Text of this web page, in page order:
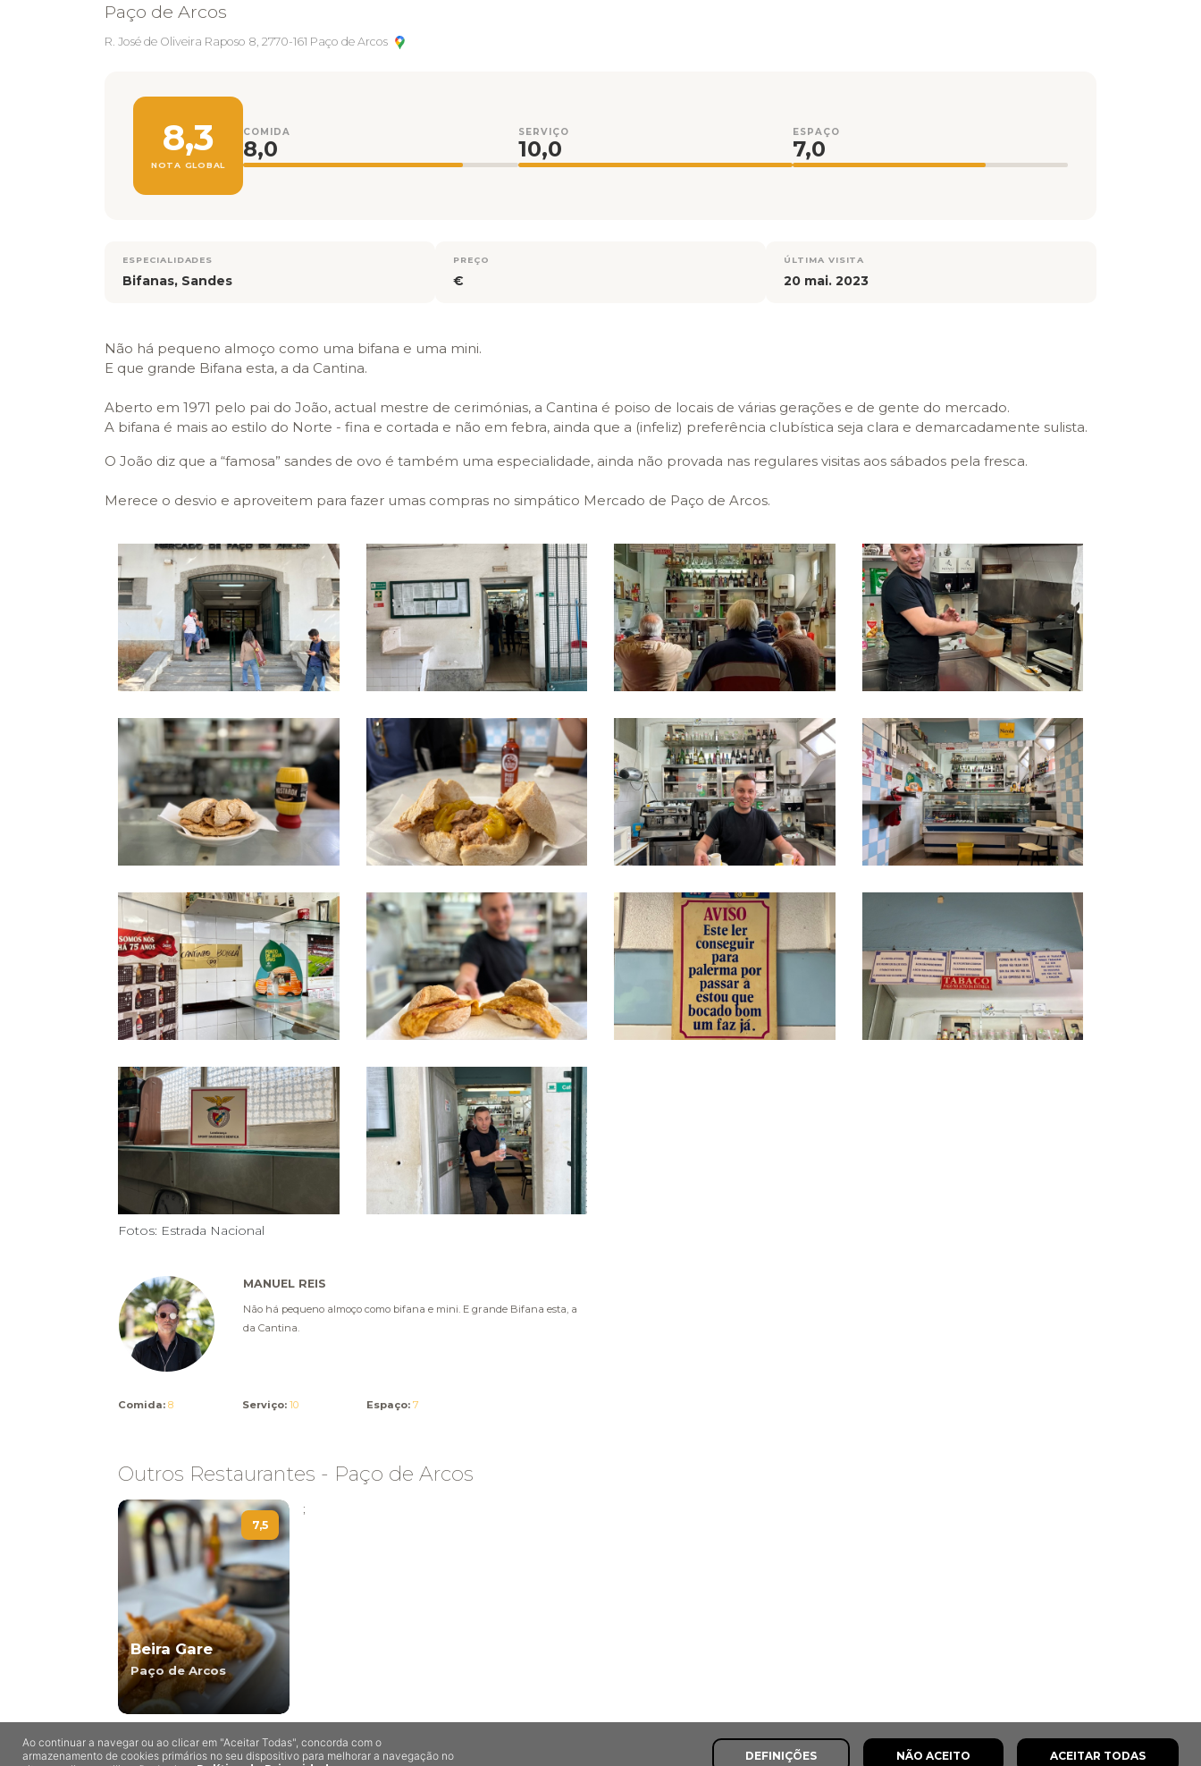
Paço de Arcos
R. José de Oliveira Raposo 8, 2770-161 Paço de Arcos
8,3
NOTA GLOBAL
COMIDA
8,0
SERVIÇO
10,0
ESPAÇO
7,0
ESPECIALIDADES
Bifanas, Sandes
PREÇO
€
ÚLTIMA VISITA
20 mai. 2023
Não há pequeno almoço como uma bifana e uma mini.
E que grande Bifana esta, a da Cantina.
Aberto em 1971 pelo pai do João, actual mestre de cerimónias, a Cantina é poiso de locais de várias gerações e de gente do mercado.
A bifana é mais ao estilo do Norte - fina e cortada e não em febra, ainda que a (infeliz) preferência clubística seja clara e demarcadamente sulista.
O João diz que a “famosa” sandes de ovo é também uma especialidade, ainda não provada nas regulares visitas aos sábados pela fresca.
Merece o desvio e aproveitem para fazer umas compras no simpático Mercado de Paço de Arcos.
Fotos: Estrada Nacional
MANUEL REIS
Não há pequeno almoço como bifana e mini. E grande Bifana esta, a
da Cantina.
Comida: 8 Serviço: 10 Espaço: 7
Outros Restaurantes - Paço de Arcos
7,5
Beira Gare
Paço de Arcos
;
Ao continuar a navegar ou ao clicar em "Aceitar Todas", concorda com o
armazenamento de cookies primários no seu dispositivo para melhorar a navegação no
DEFINIÇÕES NÃO ACEITO ACEITAR TODAS